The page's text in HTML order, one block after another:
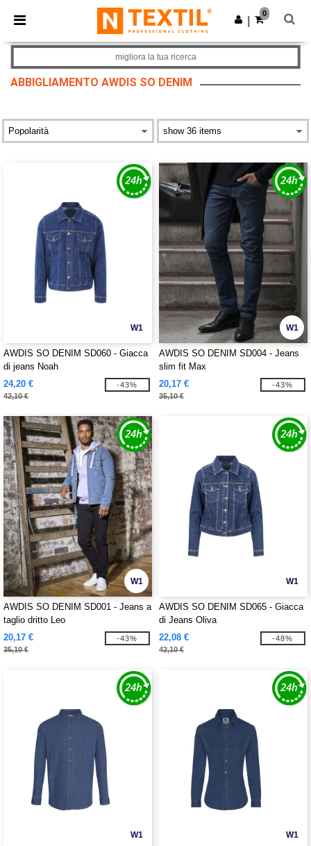
× App Ntextil
Prezzi migliori sull'app!
Scarica app
0
ABBIGLIAMENTO AWDIS SO DENIM
migliora la tua ricerca
W1
AWDIS SO DENIM SD060 - Giacca
di jeans Noah
24,20 €
42,10 €
-43%
W1
AWDIS SO DENIM SD004 - Jeans
slim fit Max
20,17 €
35,10 €
-43%
W1
AWDIS SO DENIM SD001 - Jeans a
taglio dritto Leo
20,17 €
35,10 €
-43%
W1
AWDIS SO DENIM SD065 - Giacca
di Jeans Oliva
22,08 €
42,10 €
-48%
W1 W1